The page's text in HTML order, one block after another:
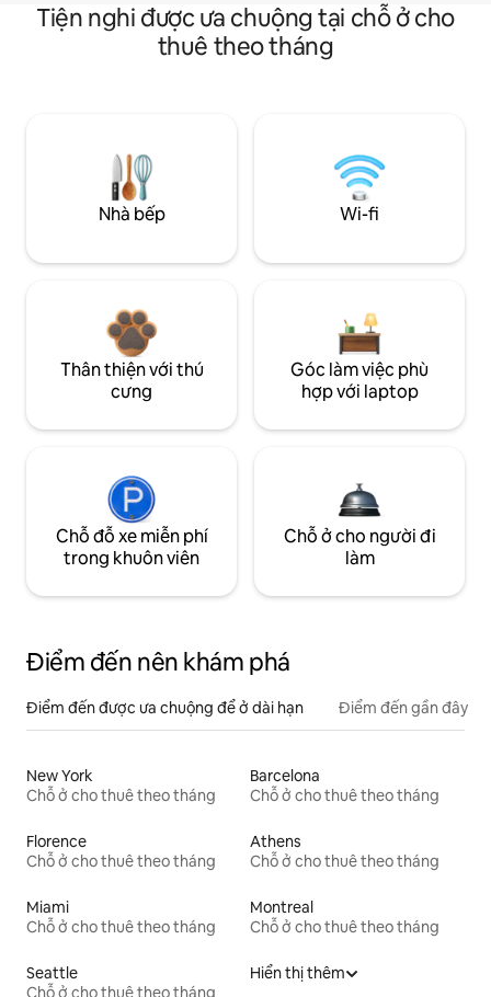
Tiện nghi được ưa chuộng tại chỗ ở cho
thuê theo tháng
Nhà bếp Wi-fi
Thân thiện với thú
cưng
Góc làm việc phù
hợp với laptop
Chỗ đỗ xe miễn phí
trong khuôn viên
Chỗ ở cho người đi
làm
Điểm đến nên khám phá
Điểm đến được ưa chuộng để ở dài hạn Điểm đến gần đây
New York
Chỗ ở cho thuê theo tháng
Barcelona
Chỗ ở cho thuê theo tháng
Florence
Chỗ ở cho thuê theo tháng
Athens
Chỗ ở cho thuê theo tháng
Miami
Chỗ ở cho thuê theo tháng
Montreal
Chỗ ở cho thuê theo tháng
Seattle
Chỗ ở cho thuê theo tháng
Hiển thị thêm